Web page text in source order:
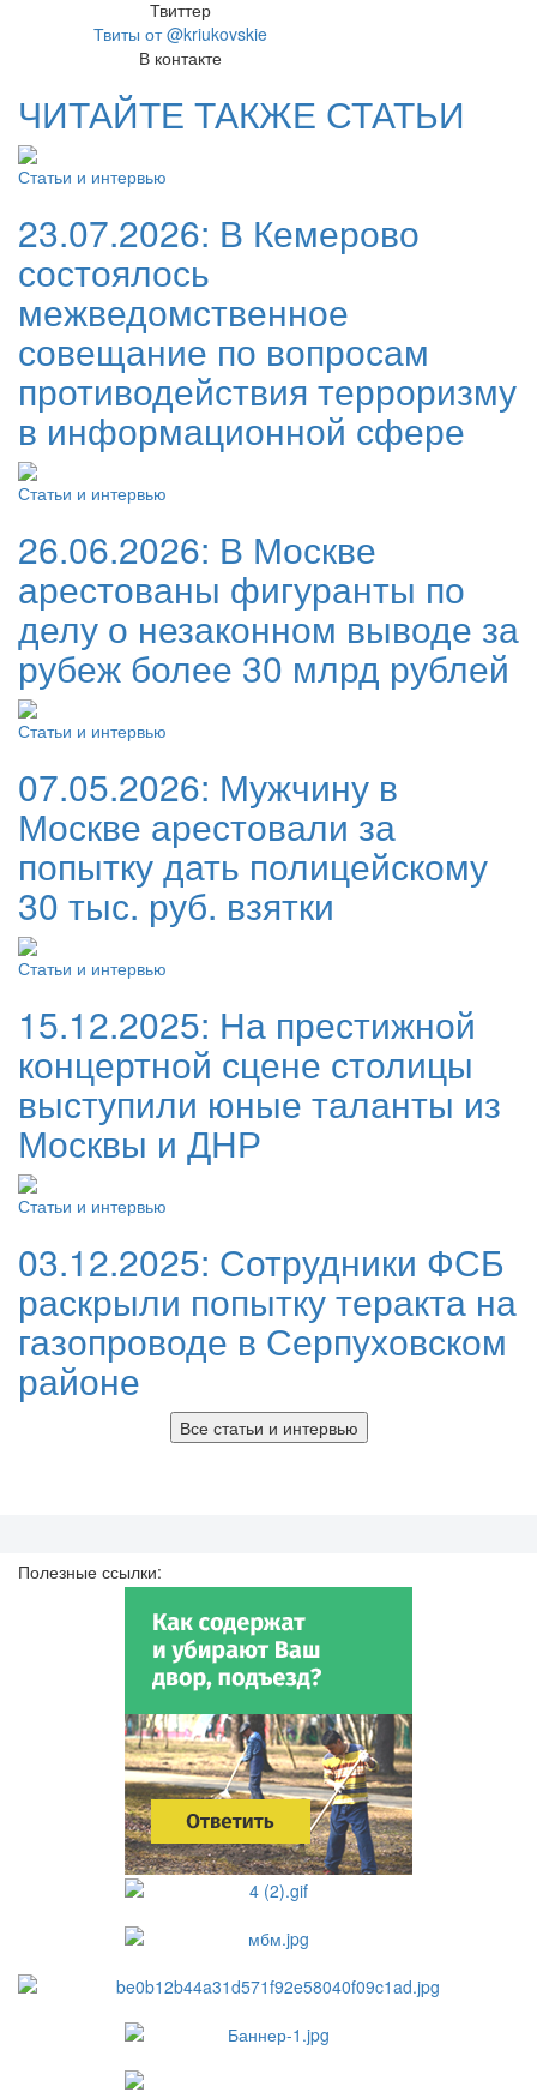
Твиттер
Твиты от @kriukovskie
В контакте
ЧИТАЙТЕ ТАКЖЕ СТАТЬИ
Статьи и интервью
23.07.2026: В Кемерово
состоялось
межведомственное
совещание по вопросам
противодействия терроризму
в информационной сфере
Статьи и интервью
26.06.2026: В Москве
арестованы фигуранты по
делу о незаконном выводе за
рубеж более 30 млрд рублей
Статьи и интервью
07.05.2026: Мужчину в
Москве арестовали за
попытку дать полицейскому
30 тыс. руб. взятки
Статьи и интервью
15.12.2025: На престижной
концертной сцене столицы
выступили юные таланты из
Москвы и ДНР
Статьи и интервью
03.12.2025: Сотрудники ФСБ
раскрыли попытку теракта на
газопроводе в Серпуховском
районе
Все статьи и интервью
Полезные ссылки: